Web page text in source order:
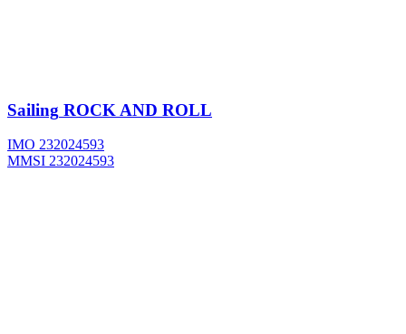
Sailing ROCK AND ROLL
IMO 232024593
MMSI 232024593